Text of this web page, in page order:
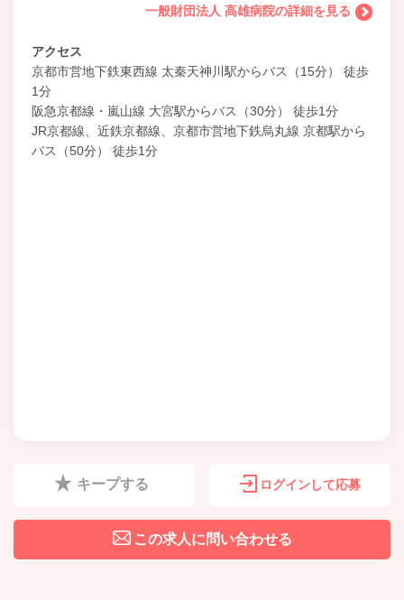
一般財団法人 高雄病院の詳細を見る
アクセス
京都市営地下鉄東西線 太秦天神川駅からバス（15分） 徒歩
1分
阪急京都線・嵐山線 大宮駅からバス（30分） 徒歩1分
JR京都線、近鉄京都線、京都市営地下鉄烏丸線 京都駅から
バス（50分） 徒歩1分
キープする ログインして応募
この求人に問い合わせる